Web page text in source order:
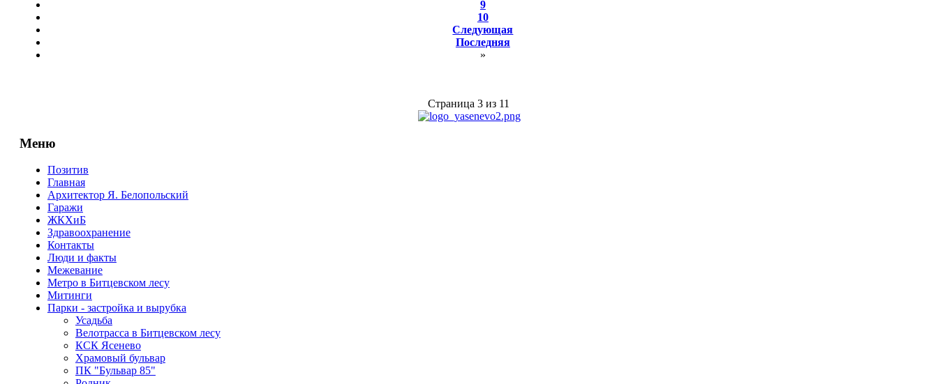
9
10
Следующая
Последняя
»
Страница 3 из 11
Меню
Позитив
Главная
Архитектор Я. Белопольский
Гаражи
ЖКХиБ
Здравоохранение
Контакты
Люди и факты
Межевание
Метро в Битцевском лесу
Митинги
Парки - застройка и вырубка
Усадьба
Велотрасса в Битцевском лесу
КСК Ясенево
Храмовый бульвар
ПК "Бульвар 85"